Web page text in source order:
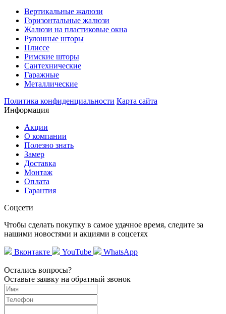
Вертикальные жалюзи
Горизонтальные жалюзи
Жалюзи на пластиковые окна
Рулонные шторы
Плиссе
Римские шторы
Сантехнические
Гаражные
Металлические
Политика конфиденциальности Карта сайта
Информация
Акции
О компании
Полезно знать
Замер
Доставка
Монтаж
Оплата
Гарантия
Соцсети
Чтобы сделать покупку в самое удачное время, следите за
нашими новостями и акциями в соцсетях
Вконтакте YouTube WhatsApp
Остались вопросы?
Оставьте заявку на обратный звонок